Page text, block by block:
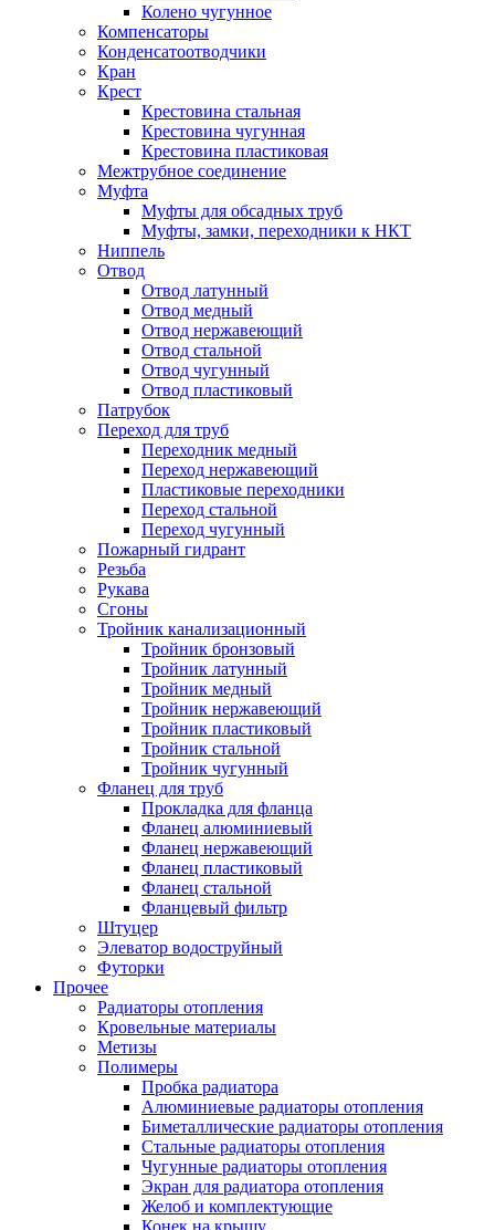
Колено чугунное
Компенсаторы
Конденсатоотводчики
Кран
Крест
Крестовина стальная
Крестовина чугунная
Крестовина пластиковая
Межтрубное соединение
Муфта
Муфты для обсадных труб
Муфты, замки, переходники к НКТ
Ниппель
Отвод
Отвод латунный
Отвод медный
Отвод нержавеющий
Отвод стальной
Отвод чугунный
Отвод пластиковый
Патрубок
Переход для труб
Переходник медный
Переход нержавеющий
Пластиковые переходники
Переход стальной
Переход чугунный
Пожарный гидрант
Резьба
Рукава
Сгоны
Тройник канализационный
Тройник бронзовый
Тройник латунный
Тройник медный
Тройник нержавеющий
Тройник пластиковый
Тройник стальной
Тройник чугунный
Фланец для труб
Прокладка для фланца
Фланец алюминиевый
Фланец нержавеющий
Фланец пластиковый
Фланец стальной
Фланцевый фильтр
Штуцер
Элеватор водоструйный
Футорки
Прочее
Радиаторы отопления
Кровельные материалы
Метизы
Полимеры
Пробка радиатора
Алюминиевые радиаторы отопления
Биметаллические радиаторы отопления
Стальные радиаторы отопления
Чугунные радиаторы отопления
Экран для радиатора отопления
Желоб и комплектующие
Конек на крышу